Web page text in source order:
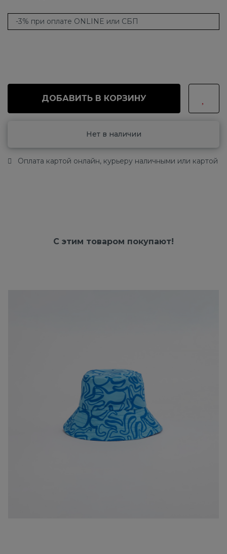
-3% при оплате ONLINE или СБП
ДОБАВИТЬ В КОРЗИНУ
Нет в наличии
Оплата картой онлайн, курьеру наличными или картой
С этим товаром покупают!